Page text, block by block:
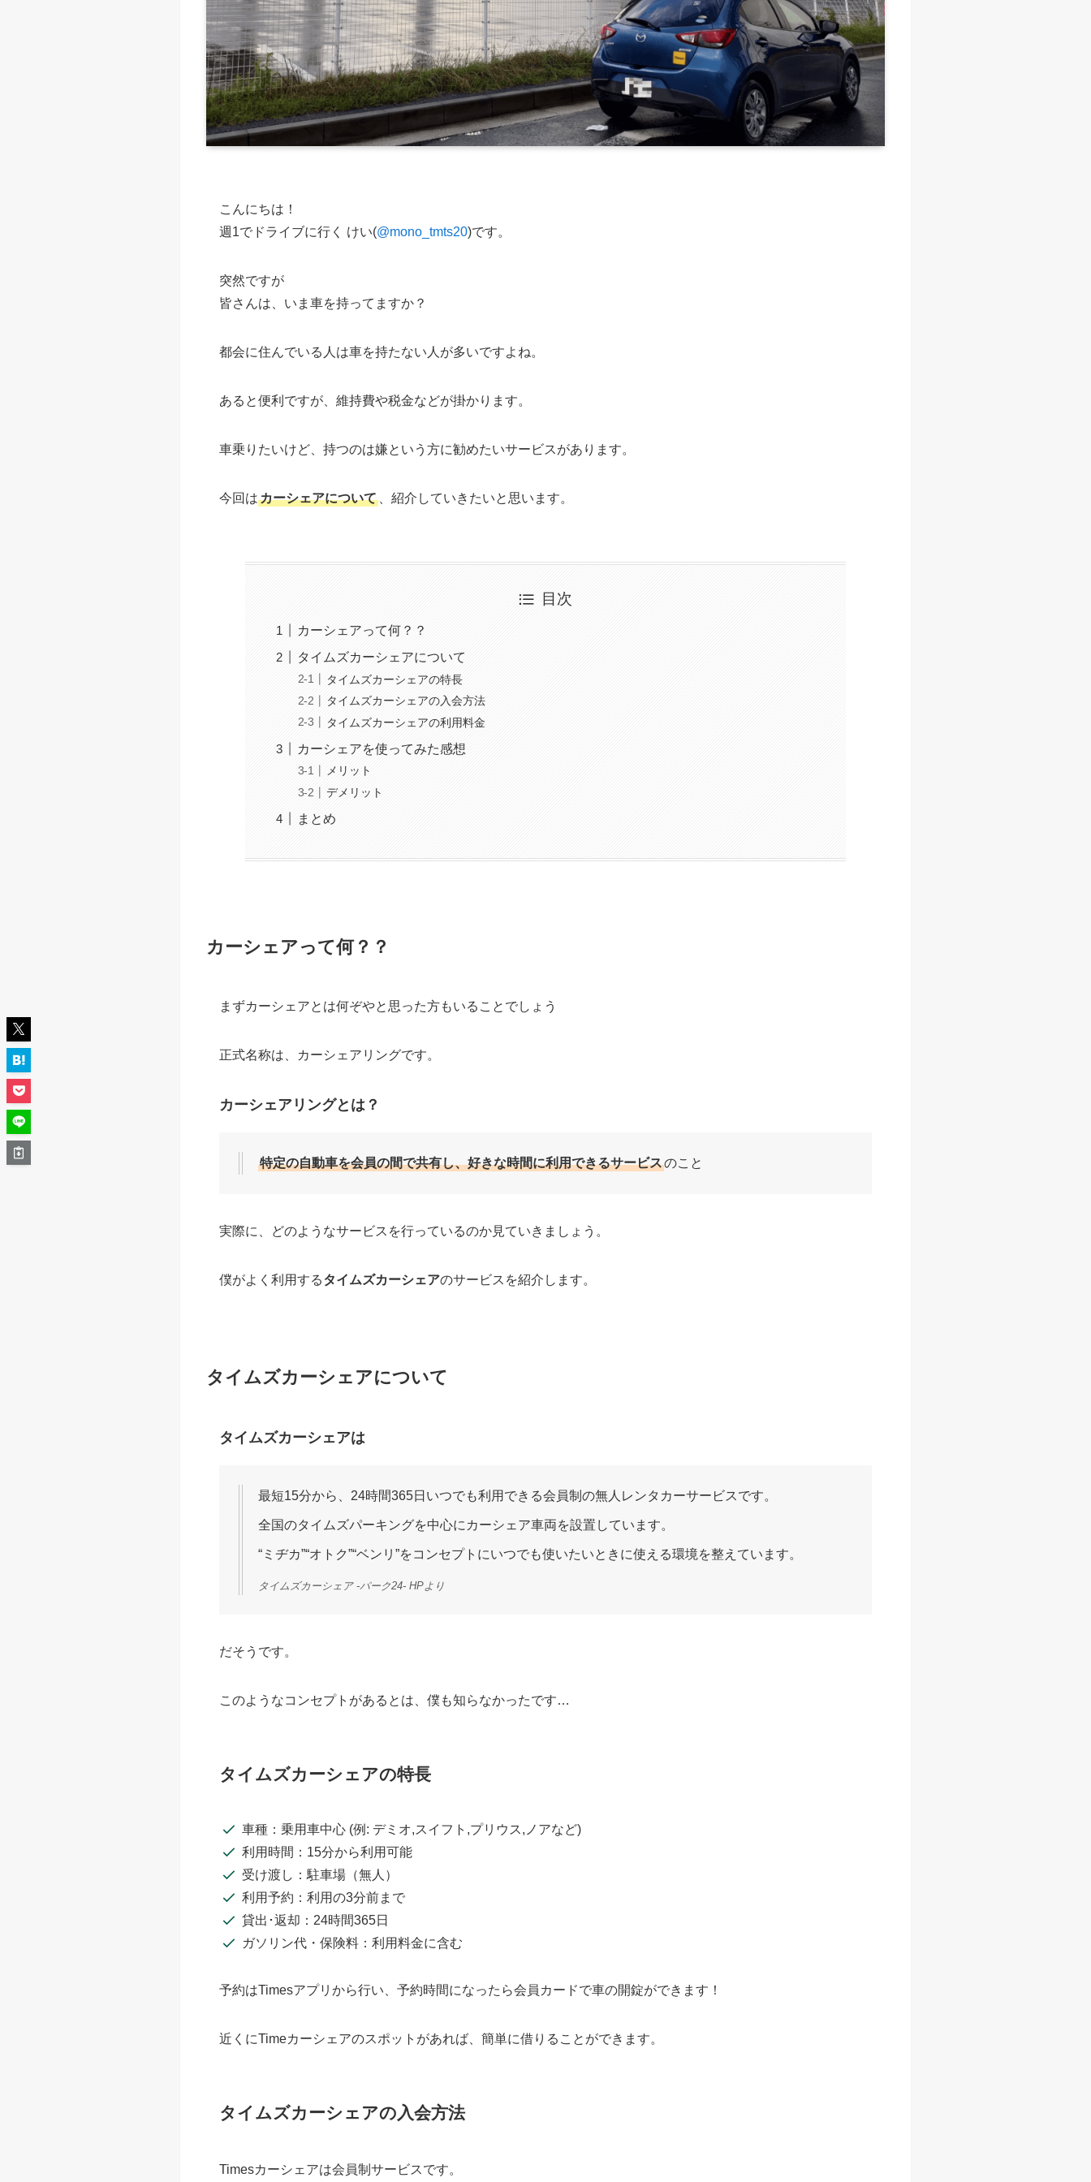
こんにちは！
週1でドライブに行く けい(@mono_tmts20)です。
突然ですが
皆さんは、いま車を持ってますか？
都会に住んでいる人は車を持たない人が多いですよね。
あると便利ですが、維持費や税金などが掛かります。
車乗りたいけど、持つのは嫌という方に勧めたいサービスがあります。
今回はカーシェアについて 、紹介していきたいと思います。
目次
カーシェアって何？？
タイムズカーシェアについて
タイムズカーシェアの特長
タイムズカーシェアの入会方法
タイムズカーシェアの利用料金
カーシェアを使ってみた感想
メリット
デメリット
まとめ
カーシェアって何？？
まずカーシェアとは何ぞやと思った方もいることでしょう
正式名称は、カーシェアリングです。
カーシェアリングとは？
特定の自動車を会員の間で共有し、好きな時間に利用できるサービスのこと
実際に、どのようなサービスを行っているのか見ていきましょう。
僕がよく利用するタイムズカーシェアのサービスを紹介します。
タイムズカーシェアについて
タイムズカーシェアは
最短15分から、24時間365日いつでも利用できる会員制の無人レンタカーサービスです。
全国のタイムズパーキングを中心にカーシェア車両を設置しています。
“ミヂカ”“オトク”“ベンリ”をコンセプトにいつでも使いたいときに使える環境を整えています。
タイムズカーシェア -パーク24- HPより
だそうです。
このようなコンセプトがあるとは、僕も知らなかったです…
タイムズカーシェアの特長
車種：乗用車中心 (例: デミオ,スイフト,プリウス,ノアなど)
利用時間：15分から利用可能
受け渡し：駐車場（無人）
利用予約：利用の3分前まで
貸出･返却：24時間365日
ガソリン代・保険料：利用料金に含む
予約はTimesアプリから行い、予約時間になったら会員カードで車の開錠ができます！
近くにTimeカーシェアのスポットがあれば、簡単に借りることができます。
タイムズカーシェアの入会方法
Timesカーシェアは会員制サービスです。